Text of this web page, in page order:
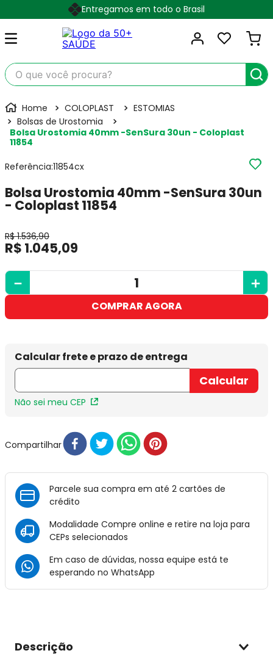
Entregamos em todo o Brasil
O que você procura?
COLOPLAST
ESTOMIAS
Bolsas de Urostomia
Bolsa Urostomia 40mm -SenSura 30un - Coloplast
11854
Referência:11854cx
Bolsa Urostomia 40mm -SenSura 30un
- Coloplast 11854
R$ 1.536,90
R$ 1.045,09
＋
－
COMPRAR AGORA
Não sei meu CEP
Compartilhar
Parcele sua compra em até 2 cartões de
crédito
Modalidade Compre online e retire na loja para
CEPs selecionados
Em caso de dúvidas, nossa equipe está te
esperando no WhatsApp
Descrição